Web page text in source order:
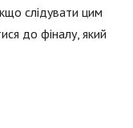
слідувати цим
до фіналу, який